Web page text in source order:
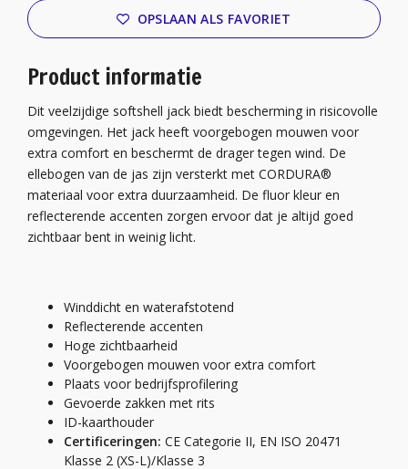
OPSLAAN ALS FAVORIET
Product informatie
Dit veelzijdige softshell jack biedt bescherming in risicovolle
omgevingen. Het jack heeft voorgebogen mouwen voor
extra comfort en beschermt de drager tegen wind. De
ellebogen van de jas zijn versterkt met CORDURA®
materiaal voor extra duurzaamheid. De fluor kleur en
reflecterende accenten zorgen ervoor dat je altijd goed
zichtbaar bent in weinig licht.
Winddicht en waterafstotend
Reflecterende accenten
Hoge zichtbaarheid
Voorgebogen mouwen voor extra comfort
Plaats voor bedrijfsprofilering
Gevoerde zakken met rits
ID-kaarthouder
Certificeringen: CE Categorie II, EN ISO 20471
Klasse 2 (XS-L)/Klasse 3